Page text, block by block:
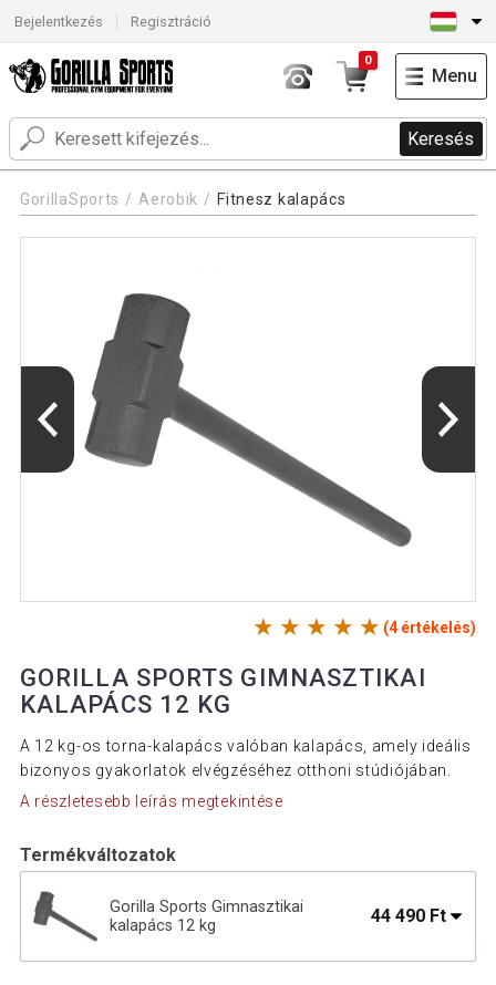
Bejelentkezés Regisztráció
Keresés
0
Menu
GorillaSports Aerobik Fitnesz kalapács
(4 értékelés)
GORILLA SPORTS GIMNASZTIKAI
KALAPÁCS 12 KG
A 12 kg-os torna-kalapács valóban kalapács, amely ideális
bizonyos gyakorlatok elvégzéséhez otthoni stúdiójában.
A részletesebb leírás megtekintése
Termékváltozatok
Gorilla Sports Gimnasztikai
kalapács 12 kg
44 490 Ft